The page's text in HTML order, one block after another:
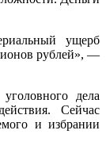
ущерб
рублей», —
дела
Сейчас
и избрании